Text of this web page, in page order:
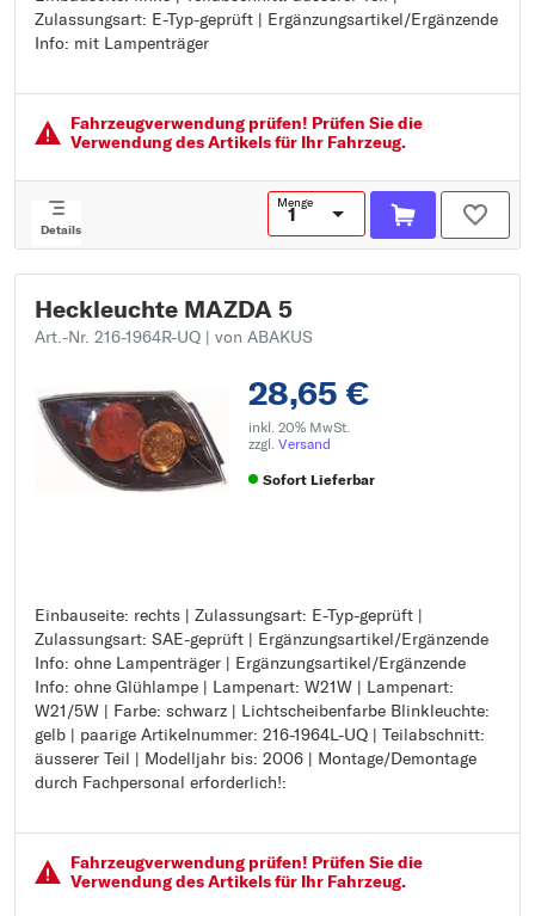
Zulassungsart: E-Typ-geprüft | Ergänzungsartikel/Ergänzende
Info: mit Lampenträger
Teilabschnitt: äusserer Teil
Zulassungsart: E-Typ-geprüft
Fahrzeugver­wendung prüfen! Prüfen Sie die
Verwendung des Artikels für Ihr Fahrzeug.
Details
Menge
Heckleuchte MAZDA 5
Art.-Nr. 216-1964R-UQ | von ABAKUS
28,65 €
inkl. 20% MwSt.
zzgl. Versand
Sofort Lieferbar
Einbauseite: rechts | Zulassungsart: E-Typ-geprüft |
Zulassungsart: SAE-geprüft | Ergänzungsartikel/Ergänzende
Info: ohne Lampenträger | Ergänzungsartikel/Ergänzende
Info: ohne Glühlampe | Lampenart: W21W | Lampenart:
W21/5W | Farbe: schwarz | Lichtscheibenfarbe Blinkleuchte:
gelb | paarige Artikelnummer: 216-1964L-UQ | Teilabschnitt:
äusserer Teil | Modelljahr bis: 2006 | Montage/Demontage
durch Fachpersonal erforderlich!:
Einbauseite: rechts
Zulassungsart: E-Typ-geprüft
Zulassungsart: SAE-geprüft
Ergänzungsartikel/Ergänzende Info: ohne Lampenträger
Ergänzungsartikel/Ergänzende Info: ohne Glühlampe
Lampenart: W21W
Lampenart: W21/5W
Farbe: schwarz
paarige Artikelnummer: 216-1964L-UQ
Teilabschnitt: äusserer Teil
Modelljahr bis: 2006
Fahrzeugver­wendung prüfen! Prüfen Sie die
Verwendung des Artikels für Ihr Fahrzeug.